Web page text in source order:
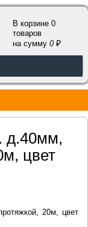
В корзине 0
товаров
на сумму0
д.40мм,
цвет
20м, цвет